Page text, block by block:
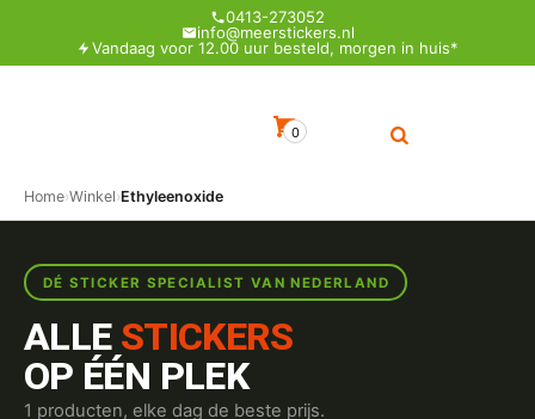
0413-273052
info@meerstickers.nl
Vandaag voor 12.00 uur besteld, morgen in huis*
0
Home›Winkel›Ethyleenoxide
DÉ STICKER SPECIALIST VAN NEDERLAND
ALLE STICKERS
OP ÉÉN PLEK
1 producten, elke dag de beste prijs.